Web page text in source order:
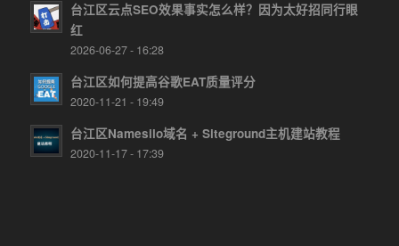
台江区云点SEO效果事实怎么样？因为太好招同行眼
红
2026-06-27 - 16:28
台江区如何提高谷歌EAT质量评分
2020-11-21 - 19:49
台江区Namesilo域名 + Siteground主机建站教程
2020-11-17 - 17:39